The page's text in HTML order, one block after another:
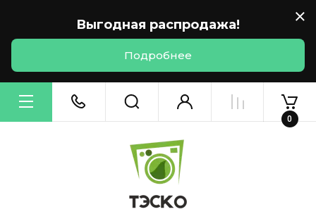
Выгодная распродажа!
Подробнее
0